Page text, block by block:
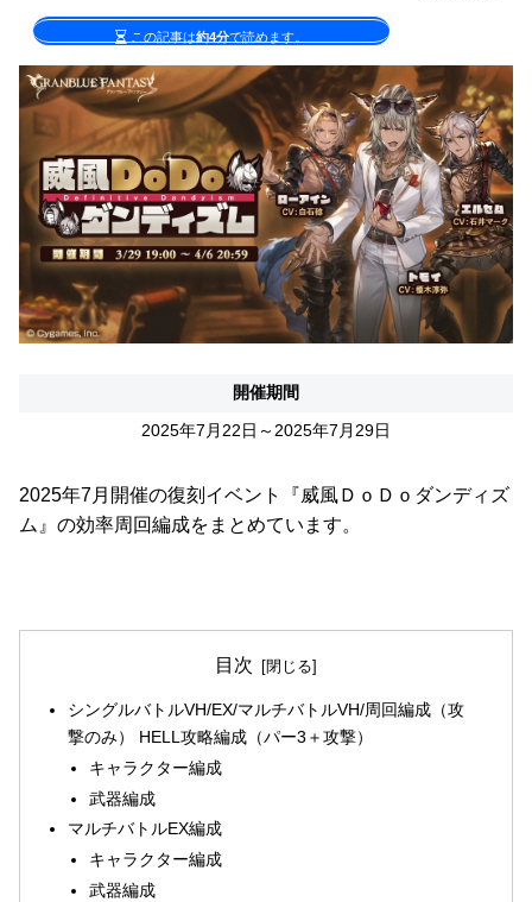
この記事は約4分で読めます。
開催期間
2025年7月22日～2025年7月29日
2025年7月開催の復刻イベント『威風ＤｏＤｏダンディズ
ム』の効率周回編成をまとめています。
目次
シングルバトルVH/EX/マルチバトルVH/周回編成（攻
撃のみ） HELL攻略編成（パー3＋攻撃）
キャラクター編成
武器編成
マルチバトルEX編成
キャラクター編成
武器編成